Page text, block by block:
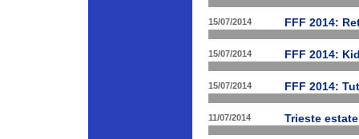
15/07/2014 FFF 2014:
15/07/2014 FFF 2014:
15/07/2014 FFF 2014:
11/07/2014 Trieste